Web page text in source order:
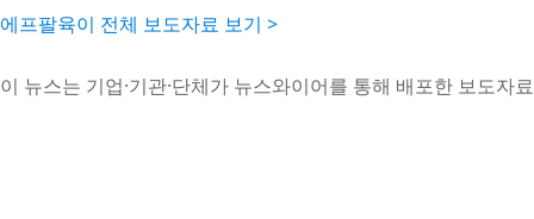
에프팔육이 전체 보도자료 보기 >
이 뉴스는 기업·기관·단체가 뉴스와이어를 통해 배포한 보도자